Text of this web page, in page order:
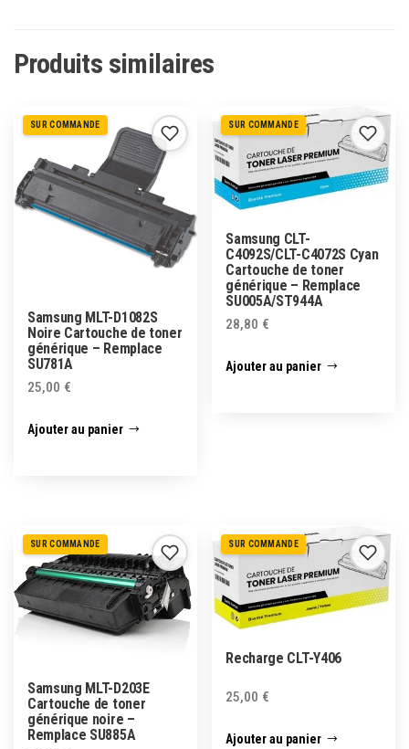
Produits similaires
SUR COMMANDE
Samsung MLT-D1082S
Noire Cartouche de toner
générique – Remplace
SU781A
25,00 €
Ajouter au panier
SUR COMMANDE
Samsung CLT-
C4092S/CLT-C4072S Cyan
Cartouche de toner
générique – Remplace
SU005A/ST944A
28,80 €
Ajouter au panier
SUR COMMANDE
Samsung MLT-D203E
Cartouche de toner
générique noire –
Remplace SU885A
SUR COMMANDE
Recharge CLT-Y406
25,00 €
Ajouter au panier